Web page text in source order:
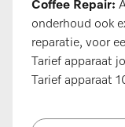
Coffee Repair:
onderhoud ook
reparatie, voor
Tarief apparaat
Tarief apparaat